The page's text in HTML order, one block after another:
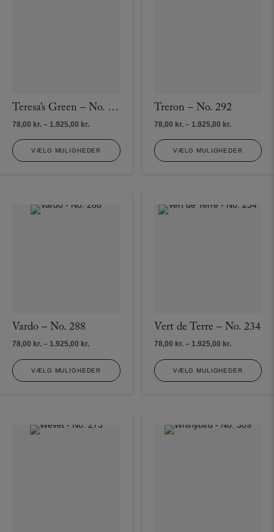
Teresa’s Green – No. 236
78,00 kr. – 1.925,00 kr.
1.925,00 kr.
VÆLG MULIGHEDER
Treron – No. 292
78,00 kr. – 1.925,00 kr.
1.925,00 kr.
VÆLG MULIGHEDER
Vardo – No. 288
78,00 kr. – 1.925,00 kr.Prisinterval:
1.925,00 kr.
VÆLG MULIGHEDER
Vert de Terre – No. 234
78,00 kr. – 1.925,00 kr.Prisinterval:
1.925,00 kr.
VÆLG MULIGHEDER